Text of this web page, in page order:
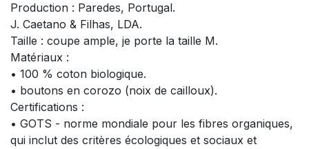
Production : Paredes, Portugal.
J. Caetano & Filhas, LDA.
Taille : coupe ample, je porte la taille M.
Matériaux :
• 100 % coton biologique.
• boutons en corozo (noix de cailloux).
Certifications :
• GOTS - norme mondiale pour les fibres organiques,
qui inclut des critères écologiques et sociaux et